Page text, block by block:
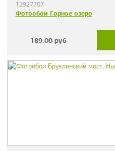
12927707
Фотообои Горное озеро
189.00 руб